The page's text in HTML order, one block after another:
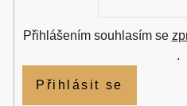
Přihlášením souhlasím se
.
Přihlásit se